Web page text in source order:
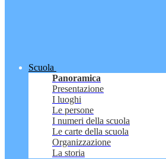
Scuola
Panoramica
Presentazione
I luoghi
Le persone
I numeri della scuola
Le carte della scuola
Organizzazione
La storia